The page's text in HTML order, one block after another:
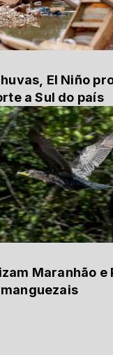
El Niño
a Sul do país
Maranhão e